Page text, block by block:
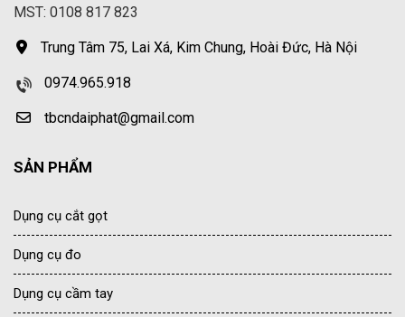
MST: 0108 817 823
Trung Tâm 75, Lai Xá, Kim Chung, Hoài Đức, Hà Nội
0974.965.918
tbcndaiphat@gmail.com
SẢN PHẨM
Dụng cụ cắt gọt
Dụng cụ đo
Dụng cụ cầm tay